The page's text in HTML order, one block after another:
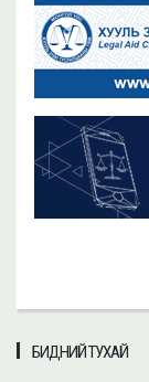
БИДНИЙ ТУХАЙ